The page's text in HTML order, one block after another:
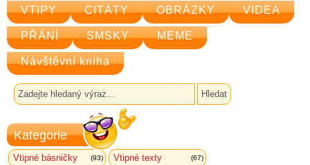
VTIPY CITÁTY OBRÁZKY VIDEA
PŘÁNÍ SMSKY MEME
Návštěvní kniha
Kategorie
Vtipné básničky (93) Vtipné texty (67)